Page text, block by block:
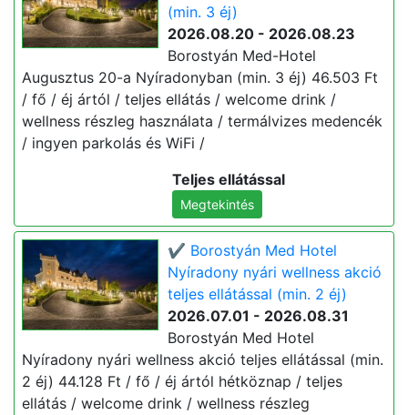
(min. 3 éj)
2026.08.20 - 2026.08.23
Borostyán Med-Hotel
Augusztus 20-a Nyíradonyban (min. 3 éj) 46.503 Ft
/ fő / éj ártól / teljes ellátás / welcome drink /
wellness részleg használata / termálvizes medencék
/ ingyen parkolás és WiFi /
Teljes ellátással
Megtekintés
✔️ Borostyán Med Hotel
Nyíradony nyári wellness akció
teljes ellátással (min. 2 éj)
2026.07.01 - 2026.08.31
Borostyán Med Hotel
Nyíradony nyári wellness akció teljes ellátással (min.
2 éj) 44.128 Ft / fő / éj ártól hétköznap / teljes
ellátás / welcome drink / wellness részleg